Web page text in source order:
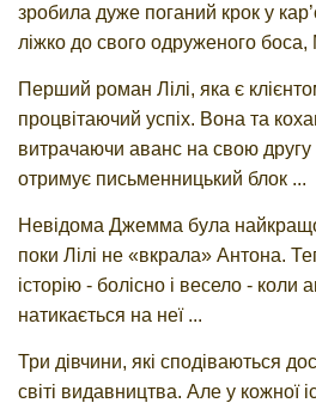
зробила дуже поганий крок у
ліжко до свого одруженого боса,
Перший роман Лілі, яка є
процвітаючий успіх. Вона та
витрачаючи аванс на свою другу
отримує письменницький блок ...
Невідома Джемма була
поки Лілі не «вкрала» Антона.
історію - болісно і весело - коли
натикається на неї ...
Три дівчини, які сподіваються
світі видавництва. Але у кожної